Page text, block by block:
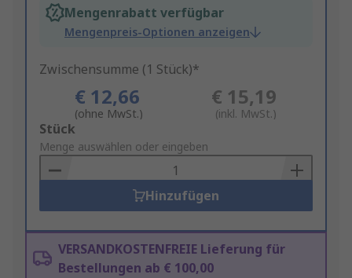
Mengenrabatt verfügbar
Mengenpreis-Optionen anzeigen
Zwischensumme (1 Stück)*
€ 12,66
(ohne MwSt.)
€ 15,19
(inkl. MwSt.)
Add
to
Basket
Stück
Menge auswählen oder eingeben
Hinzufügen
VERSANDKOSTENFREIE Lieferung für
Bestellungen ab € 100,00